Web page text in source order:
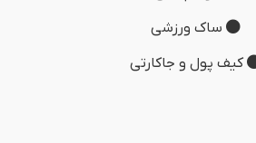
ساک ورزشی
کیف پول و جاکارتی